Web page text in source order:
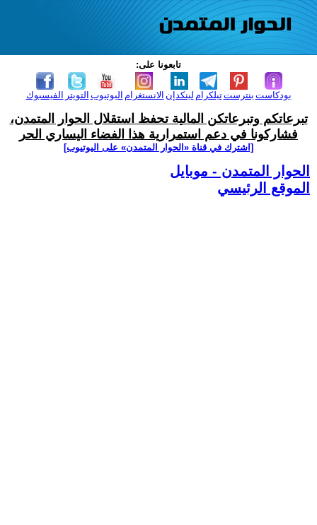
تابعونا على:
الفيسبوك التويتر اليوتيوب الانستغرام لينكدإن تيلكرامبنترست بودكاست
تبرعاتكم وتبرعاتكن المالية تحفظ استقلال الحوار المتمدن،
فشاركونا في دعم استمرارية هذا الفضاء اليساري الحر
[اشترك في قناة ‫«الحوار المتمدن» على اليوتيوب]
الحوار المتمدن - موبايل
الموقع الرئيسي